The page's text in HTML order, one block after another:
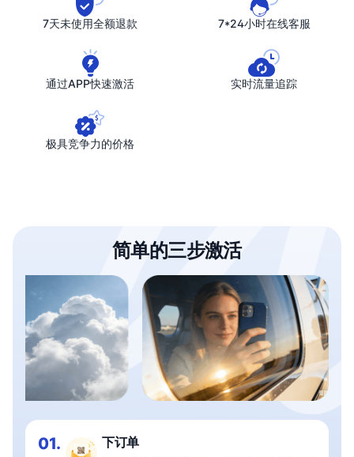
7天未使用全额退款 7*24小时在线客服
通过APP快速激活 实时流量追踪
极具竞争力的价格
简单的三步激活
01. 下订单